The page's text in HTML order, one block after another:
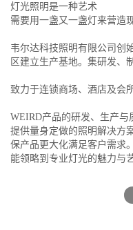
灯光照明是一种艺术
需要用一盏又一盏灯来营造
韦尔达科技照明有限公司创
区建立生产基地。集研发、
致力于连锁商场、酒店及会
WEIRD产品的研发、生产与
提供量身定做的照明解决方
保产品更大化满足客户需求
能领略到专业灯光的魅力与